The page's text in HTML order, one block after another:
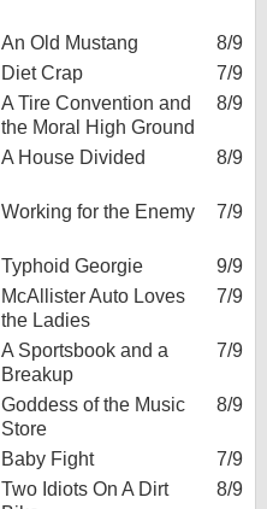
An Old Mustang
8/9
Diet Crap
7/9
A Tire Convention and
the Moral High Ground
8/9
A House Divided 8/9
Working for the Enemy 7/9
Typhoid Georgie
9/9
McAllister Auto Loves
the Ladies
7/9
A Sportsbook and a
Breakup
7/9
Goddess of the Music
Store
8/9
Baby Fight
7/9
Two Idiots On A Dirt
8/9